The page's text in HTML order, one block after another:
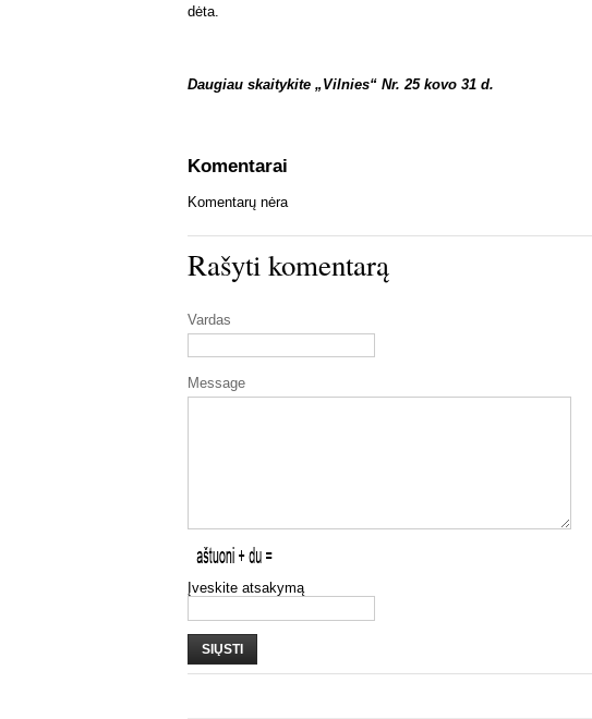
dėta.
Daugiau skaitykite „Vilnies“ Nr. 25 kovo 31 d.
Komentarai
Komentarų nėra
Rašyti komentarą
Vardas
Message
Įveskite atsakymą
SIŲSTI